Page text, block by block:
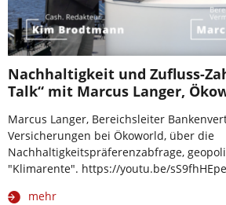
Nachhaltigkeit und Zufluss-
Talk“ mit Marcus Langer,
Marcus Langer, Bereichsleiter
Versicherungen bei Ökoworld, über die
Nachhaltigkeitspräferenzabfrage,
"Klimarente". https://youtu.be/
mehr